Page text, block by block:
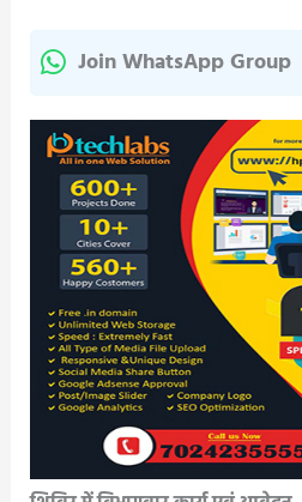
Join WhatsApp Group